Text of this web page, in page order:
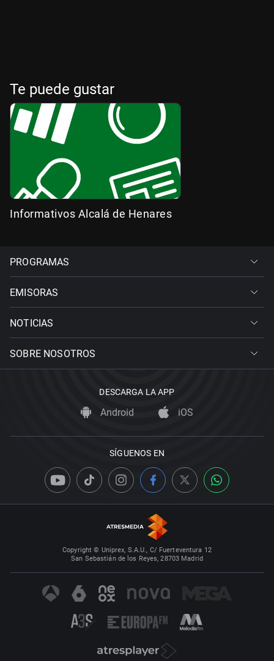
Te puede gustar
Informativos Alcalá de Henares
PROGRAMAS
EMISORAS
NOTICIAS
SOBRE NOSOTROS
DESCARGA LA APP
Android iOS
SÍGUENOS EN
Copyright © Uniprex, S.A.U., C/ Fuerteventura 12
San Sebastián de los Reyes, 28703 Madrid